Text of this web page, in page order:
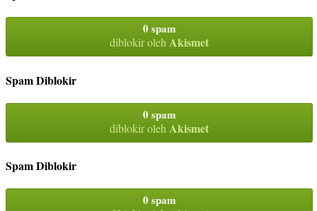
0 spam
diblokir olehAkismet
Spam Diblokir
0 spam
diblokir oleh Akismet
Spam Diblokir
0 spam